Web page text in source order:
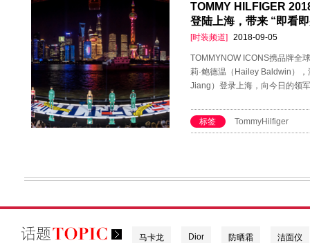
TOMMY HILFIGER
登陆上海，带来 “即看
[时装频道] 2018-09-05
TOMMYNOW ICONS携品牌全
莉·鲍德温（Hailey Baldwin）
Jiang）登录上海，向今日的领
标签 TommyHilfiger
马卡龙 Dior 防晒霜 洁面仪